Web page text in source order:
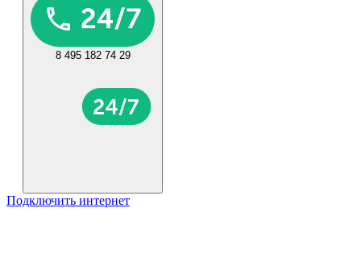
8 495 182 74 29
Подключить интернет